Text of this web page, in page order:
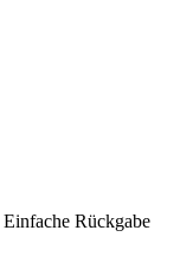
Einfache Rückgabe